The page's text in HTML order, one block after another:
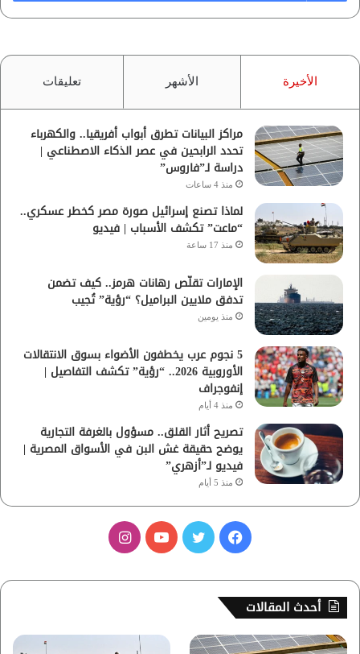
الأخيرة الأشهر تعليقات
مراكز البيانات تطرق أبواب أفريقيا.. والكهرباء
تحدد الرابحين في عصر الذكاء الاصطناعي |
دراسة لـ”فاروس”
منذ 4 ساعات
لماذا تصنع إسرائيل صورة مصر كخطر عسكري..
“ماعت” تكشف الأسباب | فيديو
منذ 17 ساعة
الإمارات تقلّص رهانات هرمز.. كيف تضمن
تدفق ملايين البراميل؟ “رؤية” تُجيب
منذ يومين
5 نجوم عرب يخطفون الأضواء بسوق الانتقالات
الأوروبية 2026.. “رؤية” تكشف التفاصيل |
إنفوجراف
منذ 4 أيام
تصريح أثار القلق.. مسؤول بالغرفة التجارية
يوضح حقيقة غش البن في الأسواق المصرية |
فيديو لـ”أزهري”
منذ 5 أيام
س
ب
ي
ت
أحدث المقالات